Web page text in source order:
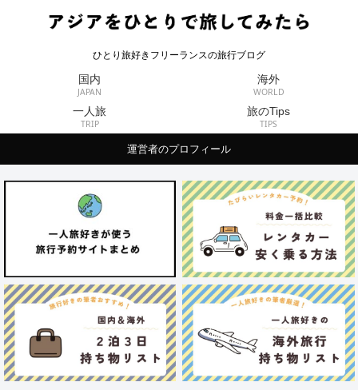
ひとり旅好きフリーランスの旅行ブログ
国内
JAPAN
海外
WORLD
一人旅
TRIP
旅のTips
TIPS
運営者のプロフィール